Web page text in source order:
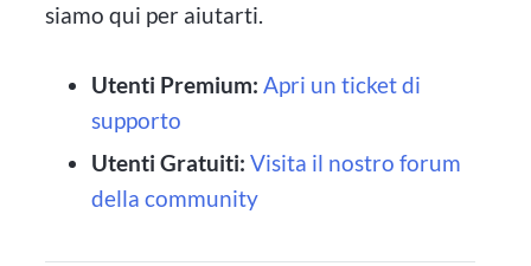
siamo qui per aiutarti.
Utenti Premium: Apri un ticket di
supporto
Utenti Gratuiti: Visita il nostro forum
della community